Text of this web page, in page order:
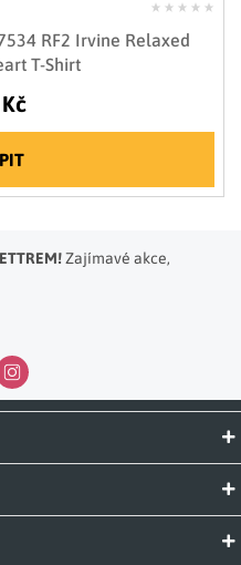
RF2 Irvine Relaxed
T-Shirt
Zajímavé akce,